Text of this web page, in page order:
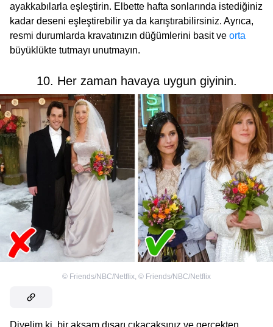
ayakkabılarla eşleştirin. Elbette hafta sonlarında istediğiniz
kadar deseni eşleştirebilir ya da karıştırabilirsiniz. Ayrıca,
resmi durumlarda kravatınızın düğümlerini basit ve orta
büyüklükte tutmayı unutmayın.
10. Her zaman havaya uygun giyinin.
© Friends/NBC/Netflix © Friends/NBC/Netflix
Diyelim ki, bir akşam dışarı çıkacaksınız ve gerçekten